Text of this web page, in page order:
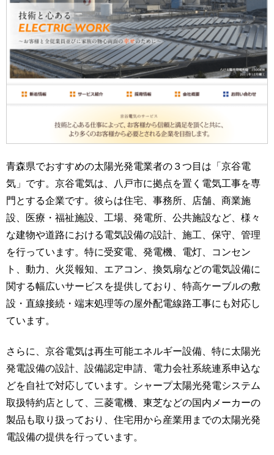
青森県でおすすめの太陽光発電業者の３つ目は「京谷電
気」です。京谷電気は、八戸市に拠点を置く電気工事を専
門とする企業です。彼らは住宅、事務所、店舗、商業施
設、医療・福祉施設、工場、発電所、公共施設など、様々
な建物や道路における電気設備の設計、施工、保守、管理
を行っています。特に受変電、発電機、電灯、コンセン
ト、動力、火災報知、エアコン、換気扇などの電気設備に
関する幅広いサービスを提供しており、特高ケーブルの敷
設・直線接続・端末処理等の屋外配電線路工事にも対応し
ています。
さらに、京谷電気は再生可能エネルギー設備、特に太陽光
発電設備の設計、設備認定申請、電力会社系統連系申込な
どを自社で対応しています。シャープ太陽光発電システム
取扱特約店として、三菱電機、東芝などの国内メーカーの
製品も取り扱っており、住宅用から産業用までの太陽光発
電設備の提供を行っています。